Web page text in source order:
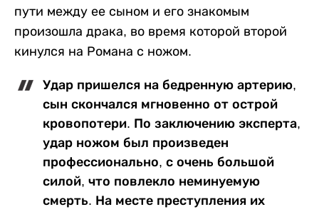
пути между ее сыном и его знакомым
произошла драка, во время которой второй
кинулся на Романа с ножом.
Удар пришелся на бедренную артерию,
сын скончался мгновенно от острой
кровопотери. По заключению эксперта,
удар ножом был произведен
профессионально, с очень большой
силой, что повлекло неминуемую
смерть. На месте преступления их